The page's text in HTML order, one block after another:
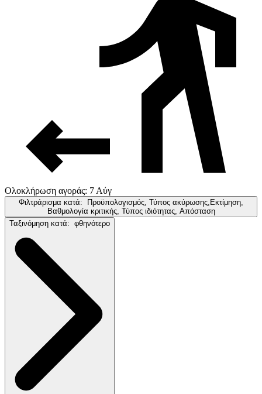
Ολοκλήρωση αγοράς: 7 Αύγ
Φιλτράρισμα κατά:
Προϋπολογισμός, Τύπος ακύρωσης,Εκτίμηση,
Βαθμολογία κριτικής, Τύπος ιδιότητας, Απόσταση
Ταξινόμηση κατά: φθηνότερο